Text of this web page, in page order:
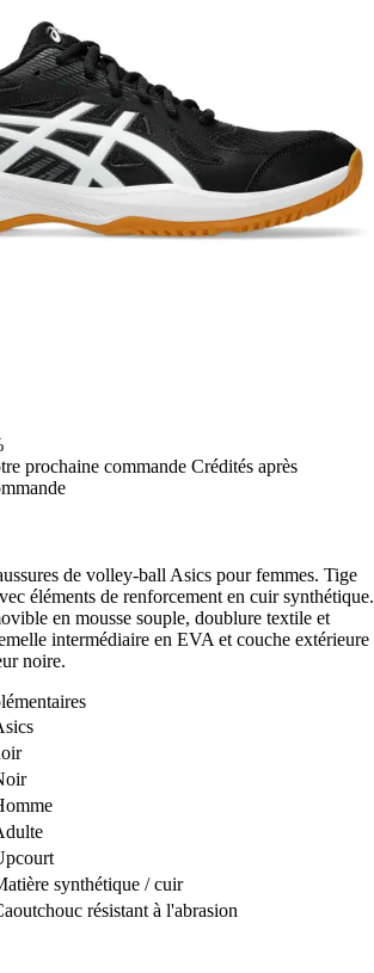
prochaine commande Crédités après
de volley-ball Asics pour femmes. Tige
éléments de renforcement en cuir synthétique.
en mousse souple, doublure textile et
intermédiaire en EVA et couche extérieure
noire.
synthétique / cuir
résistant à l'abrasion